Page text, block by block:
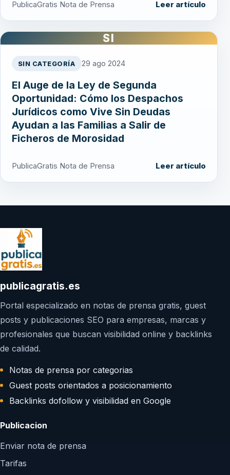
PublicaGratis Nota de Prensa Leer artículo
SI
SIN CATEGORÍA 29 ago 2024
El Auge de la Ley de Segunda
Oportunidad: Cómo los Despachos
Jurídicos como Vive Sin Deudas
Ayudan a las Familias a Salir de
Ficheros de Morosidad
PublicaGratis Nota de Prensa Leer artículo
publicagratis.es
Portal especializado en notas de prensa gratis, guest
posts y publicaciones SEO para empresas, marcas y
profesionales que buscan visibilidad online y backlinks
de calidad.
Notas de prensa por categorias
Guest posts orientados a posicionamiento
Backlinks dofollow y visibilidad en Google
Publicacion
Enviar nota de prensa
Tarifas